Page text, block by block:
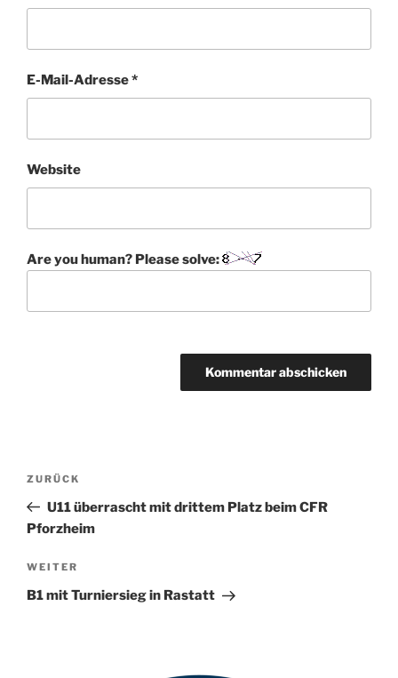
E-Mail-Adresse*
Website
Are you human? Please solve:
e
r
n
t
i
Beitragsnavigation
Vorheriger
Beitrag
ZURÜCK
U11 überrascht mit drittem Platz beim CFR
Pforzheim
Nächster
Beitrag
WEITER
B1 mit Turniersieg in Rastatt